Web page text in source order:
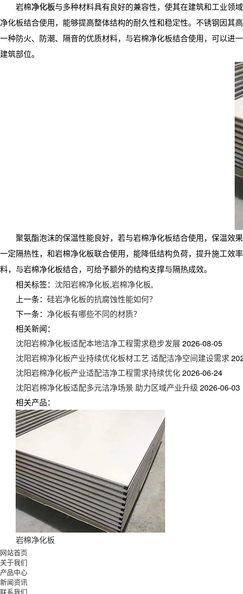
岩棉净化板与多种材料具有良好的兼容性，使其在建筑和工业领
净化板结合使用，能够提高整体结构的耐久性和稳定性。不锈钢因其
一种防火、防潮、隔音的优质材料，与岩棉净化板结合使用，可以进
建筑部位。
聚氨酯泡沫的保温性能良好，若与岩棉净化板结合使用，保温效
一定隔热性，和岩棉净化板联合使用，能降低结构负荷，提升施工效
料，与岩棉净化板结合，可给予额外的结构支撑与隔热成效。
相关标签： 沈阳岩棉净化板,岩棉净化板,
上一条： 硅岩净化板的抗腐蚀性能如何？
下一条： 净化板有哪些不同的材质？
相关新闻：
沈阳岩棉净化板适配本地洁净工程需求稳步发展2026-08-05
沈阳岩棉净化板产业持续优化板材工艺 适配洁净空间建设需求
沈阳岩棉净化板产业适配洁净工程需求持续优化2026-06-24
沈阳岩棉净化板适配多元洁净场景 助力区域产业升级 2026-06-03
相关产品：
岩棉净化板
网站首页
关于我们
产品中心
新闻资讯
联系我们